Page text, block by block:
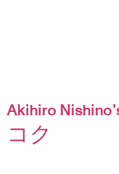
Akihiro
コク